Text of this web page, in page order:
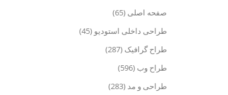
صفحه اصلی (65)
طراحی داخلی استودیو (45)
طراح گرافیک (287)
طراح وب (596)
طراحی و مد (283)